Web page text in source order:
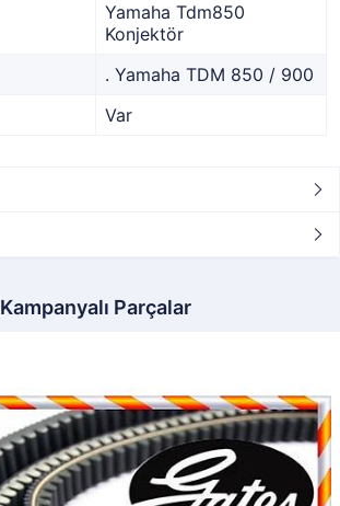
Yamaha Tdm850
Konjektör
. Yamaha TDM 850 / 900
Var
Kampanyalı Parçalar